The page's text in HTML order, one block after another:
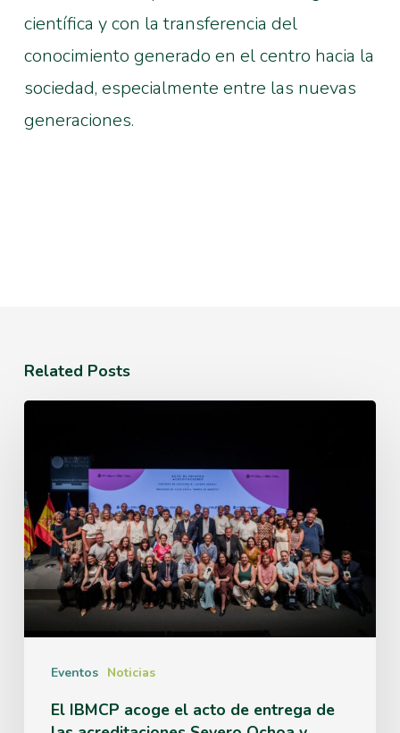
científica y con la transferencia del
conocimiento generado en el centro hacia la
sociedad, especialmente entre las nuevas
generaciones.
Related Posts
Eventos Noticias
acoge
el
acto
de
entrega
de
acreditaciones
El IBMCP acoge el acto de entrega de